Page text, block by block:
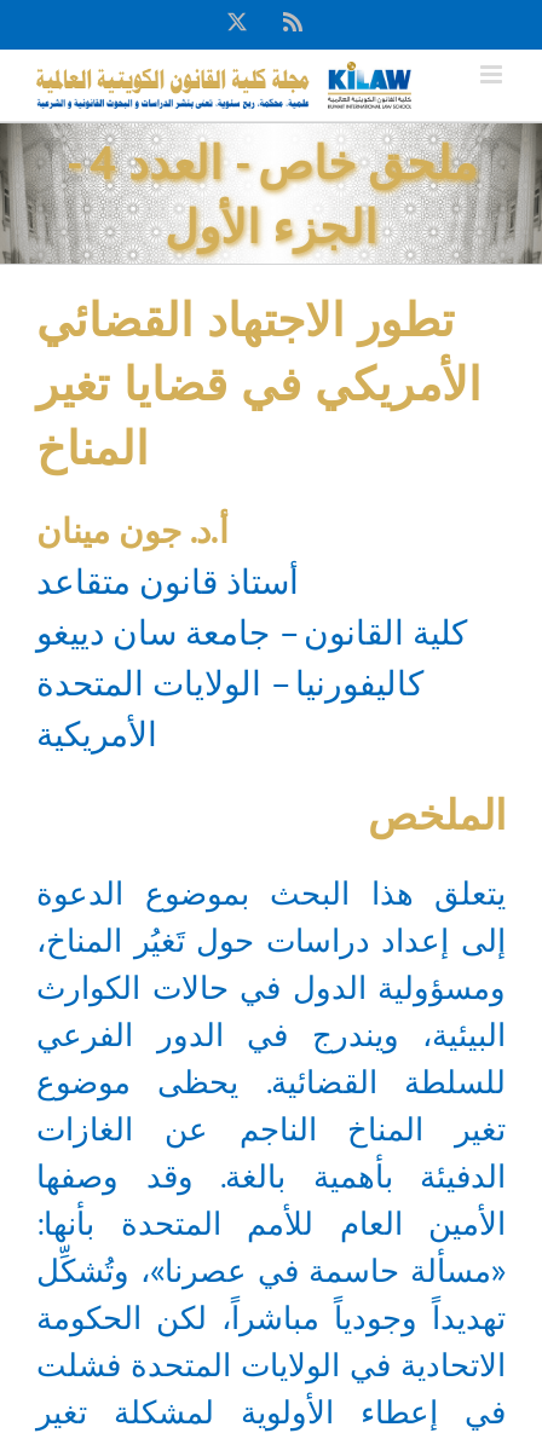
to
content
Rss
X
ملحق خاص - العدد 4 -
الجزء الأول
تطور الاجتهاد القضائي
الأمريكي في قضايا تغير
المناخ
أ.د. جون مينان
أستاذ قانون متقاعد
كلية القانون – جامعة سان دييغو
كاليفورنيا – الولايات المتحدة
الأمريكية
الملخص
يتعلق هذا البحث بموضوع الدعوة
إلى إعداد دراسات حول تَغيُر المناخ،
ومسؤولية الدول في حالات الكوارث
البيئية، ويندرج في الدور الفرعي
للسلطة القضائية. يحظى موضوع
تغير المناخ الناجم عن الغازات
الدفيئة بأهمية بالغة. وقد وصفها
الأمين العام للأمم المتحدة بأنها:
«مسألة حاسمة في عصرنا»، وتُشكِّل
تهديداً وجودياً مباشراً، لكن الحكومة
الاتحادية في الولايات المتحدة فشلت
في إعطاء الأولوية لمشكلة تغير